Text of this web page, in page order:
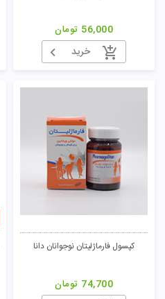
56,000 تومان
خرید
کپسول فارماژلیتان نوجوانان دانا
74,700 تومان